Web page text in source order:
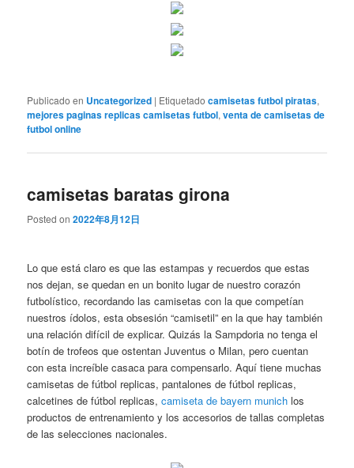
Publicado en Uncategorized | Etiquetado camisetas futbol piratas,
mejores paginas replicas camisetas futbol,venta de camisetas de
futbol online
camisetas baratas girona
Posted on2022年8月12日
Lo que está claro es que las estampas y recuerdos que estas
nos dejan, se quedan en un bonito lugar de nuestro corazón
futbolístico, recordando las camisetas con la que competían
nuestros ídolos, esta obsesión “camisetil” en la que hay también
una relación difícil de explicar. Quizás la Sampdoria no tenga el
botín de trofeos que ostentan Juventus o Milan, pero cuentan
con esta increíble casaca para compensarlo. Aquí tiene muchas
camisetas de fútbol replicas, pantalones de fútbol replicas,
calcetines de fútbol replicas,camiseta de bayern munich los
productos de entrenamiento y los accesorios de tallas completas
de las selecciones nacionales.